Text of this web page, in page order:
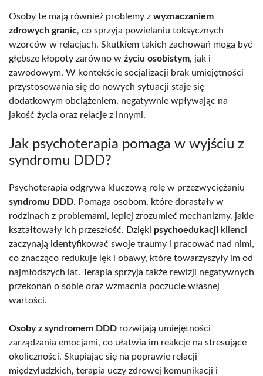
Osoby te mają również problemy z wyznaczaniem
zdrowych granic, co sprzyja powielaniu toksycznych
wzorców w relacjach. Skutkiem takich zachowań mogą być
głębsze kłopoty zarówno w życiu osobistym, jak i
zawodowym. W kontekście socjalizacji brak umiejętności
przystosowania się do nowych sytuacji staje się
dodatkowym obciążeniem, negatywnie wpływając na
jakość życia oraz relacje z innymi.
Jak psychoterapia pomaga w wyjściu z
syndromu DDD?
Psychoterapia odgrywa kluczową rolę w przezwyciężaniu
syndromu DDD. Pomaga osobom, które dorastały w
rodzinach z problemami, lepiej zrozumieć mechanizmy, jakie
kształtowały ich przeszłość. Dzięki psychoedukacji klienci
zaczynają identyfikować swoje traumy i pracować nad nimi,
co znacząco redukuje lęk i obawy, które towarzyszyły im od
najmłodszych lat. Terapia sprzyja także rewizji negatywnych
przekonań o sobie oraz wzmacnia poczucie własnej
wartości.
Osoby z syndromem DDD rozwijają umiejętności
zarządzania emocjami, co ułatwia im reakcje na stresujące
okoliczności. Skupiając się na poprawie relacji
międzyludzkich, terapia uczy zdrowej komunikacji i